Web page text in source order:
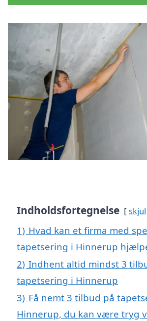
Indholdsfortegnelse skjul
1) Hvad kan et firma med
tapetsering i Hinnerup
2) Indhent altid mindst 3
tapetsering i Hinnerup
3) Få nemt 3 tilbud på
Hinnerup, du kan være tryg